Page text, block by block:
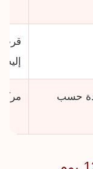
قرب
إليه
حسب